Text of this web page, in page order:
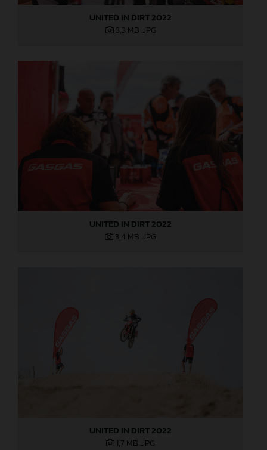
UNITED IN DIRT 2022
3,3 MB .JPG
UNITED IN DIRT 2022
3,4 MB .JPG
UNITED IN DIRT 2022
1,7 MB .JPG